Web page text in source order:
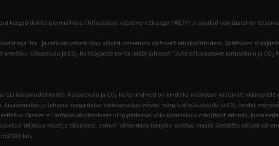
kergsõidukite ülemaailmse ühtlustatud katsemenetlusega (WLTP) ja saadud väärtused on
ega lisa- ja valikvarustust ning võivad varieeruda sõltuvalt rehvimõõtudest. Väärtused ei
kütusekulu ja CO2 heitkoguste kohta leiate juhisest "Uute sõiduautode kütusekulu ja CO2
baasmudeli kohta. Kütusekulu ja CO2 heite andmed on kindlaks määratud vastavalt
ja tehases paigaldatav valikvarustus võivad märgitud kütusekulu ja CO2 heidet
üksnes eri autode võrdlemiseks ning päriselus võib kütusekulu märgitust erineda, kuna
teljekoormust ja täismassi, samuti vähendada haagise lubatud massi. Seetõttu võivad
100 km.